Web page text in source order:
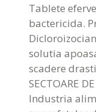
Tablete
bactericida.
solutia
scadere
SECTOARE
Industria